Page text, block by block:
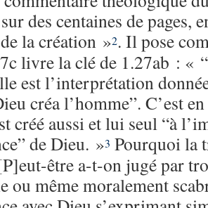
des centaines de pages,
la création »2. Il pose
livre la clé de 1.27ab : «
est l’interprétation
créa l’homme”. C’est
créé aussi et lui seul “à
de Dieu. »3 Pourquoi la
être a-t-on jugé par
ou même moralement